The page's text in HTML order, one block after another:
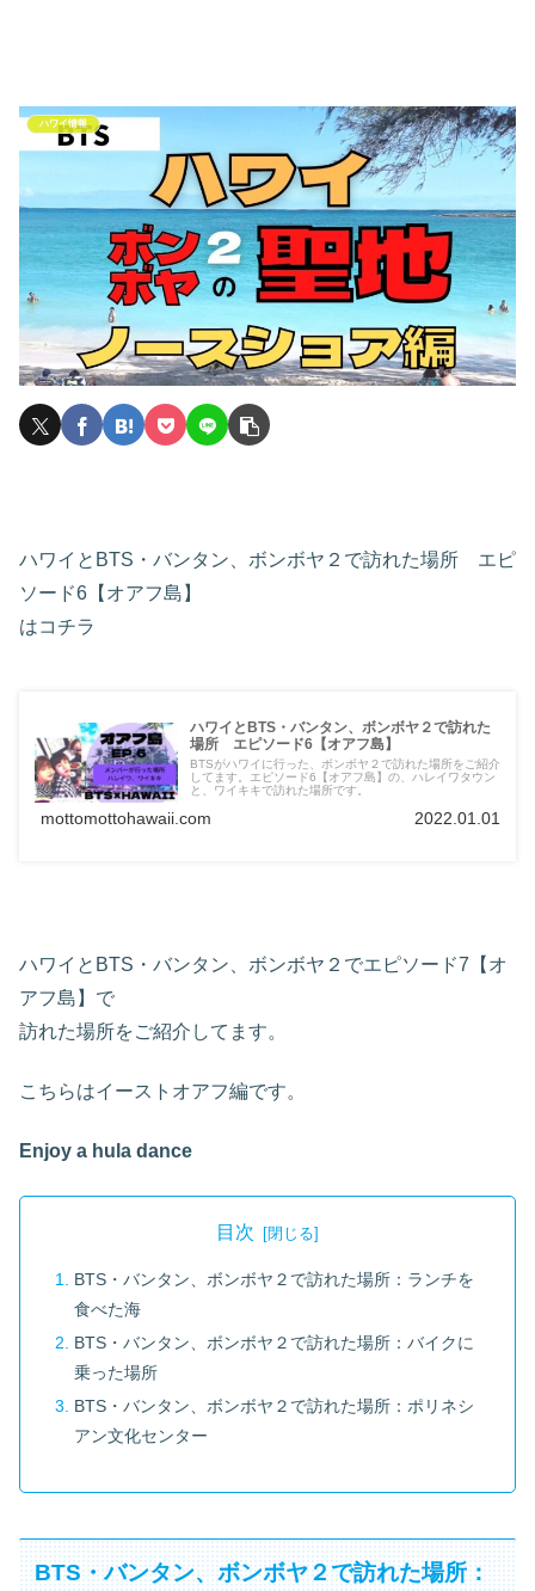
ハワイ情報
ハワイとBTS・バンタン、ボンボヤ２で訪れた場所 エピ
ソード6【オアフ島】
はコチラ
ハワイとBTS・バンタン、ボンボヤ２で訪れた
場所 エピソード6【オアフ島】
BTSがハワイに行った、ボンボヤ２で訪れた場所をご紹介
してます。エピソード6【オアフ島】の、ハレイワタウン
と、ワイキキで訪れた場所です。
mottomottohawaii.com 2022.01.01
ハワイとBTS・バンタン、ボンボヤ２でエピソード7【オ
アフ島】で
訪れた場所をご紹介してます。
こちらはイーストオアフ編です。
Enjoy a hula dance
目次
BTS・バンタン、ボンボヤ２で訪れた場所：ランチを
食べた海
BTS・バンタン、ボンボヤ２で訪れた場所：バイクに
乗った場所
BTS・バンタン、ボンボヤ２で訪れた場所：ポリネシ
アン文化センター
BTS・バンタン、ボンボヤ２で訪れた場所：